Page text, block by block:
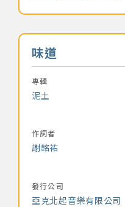
音樂名稱
味道
專輯
泥土
作詞者
謝銘祐
發行公司
亞克北起音樂有限公司